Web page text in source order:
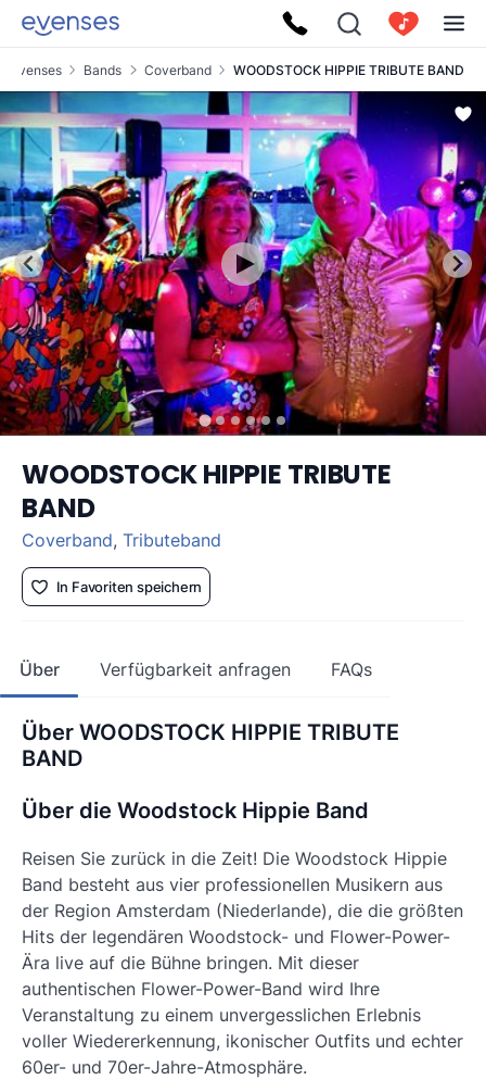
Evenses Bands Coverband WOODSTOCK HIPPIE TRIBUTE BAND
WOODSTOCK HIPPIE TRIBUTE
BAND
Coverband, Tributeband
In Favoriten speichern
Über Verfügbarkeit anfragen FAQs
Über WOODSTOCK HIPPIE TRIBUTE
BAND
Über die Woodstock Hippie Band
Reisen Sie zurück in die Zeit! Die Woodstock Hippie
Band besteht aus vier professionellen Musikern aus
der Region Amsterdam (Niederlande), die die größten
Hits der legendären Woodstock- und Flower-Power-
Ära live auf die Bühne bringen. Mit dieser
authentischen Flower-Power-Band wird Ihre
Veranstaltung zu einem unvergesslichen Erlebnis
voller Wiedererkennung, ikonischer Outfits und echter
60er- und 70er-Jahre-Atmosphäre.